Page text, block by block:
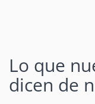
Lo que
dicen de